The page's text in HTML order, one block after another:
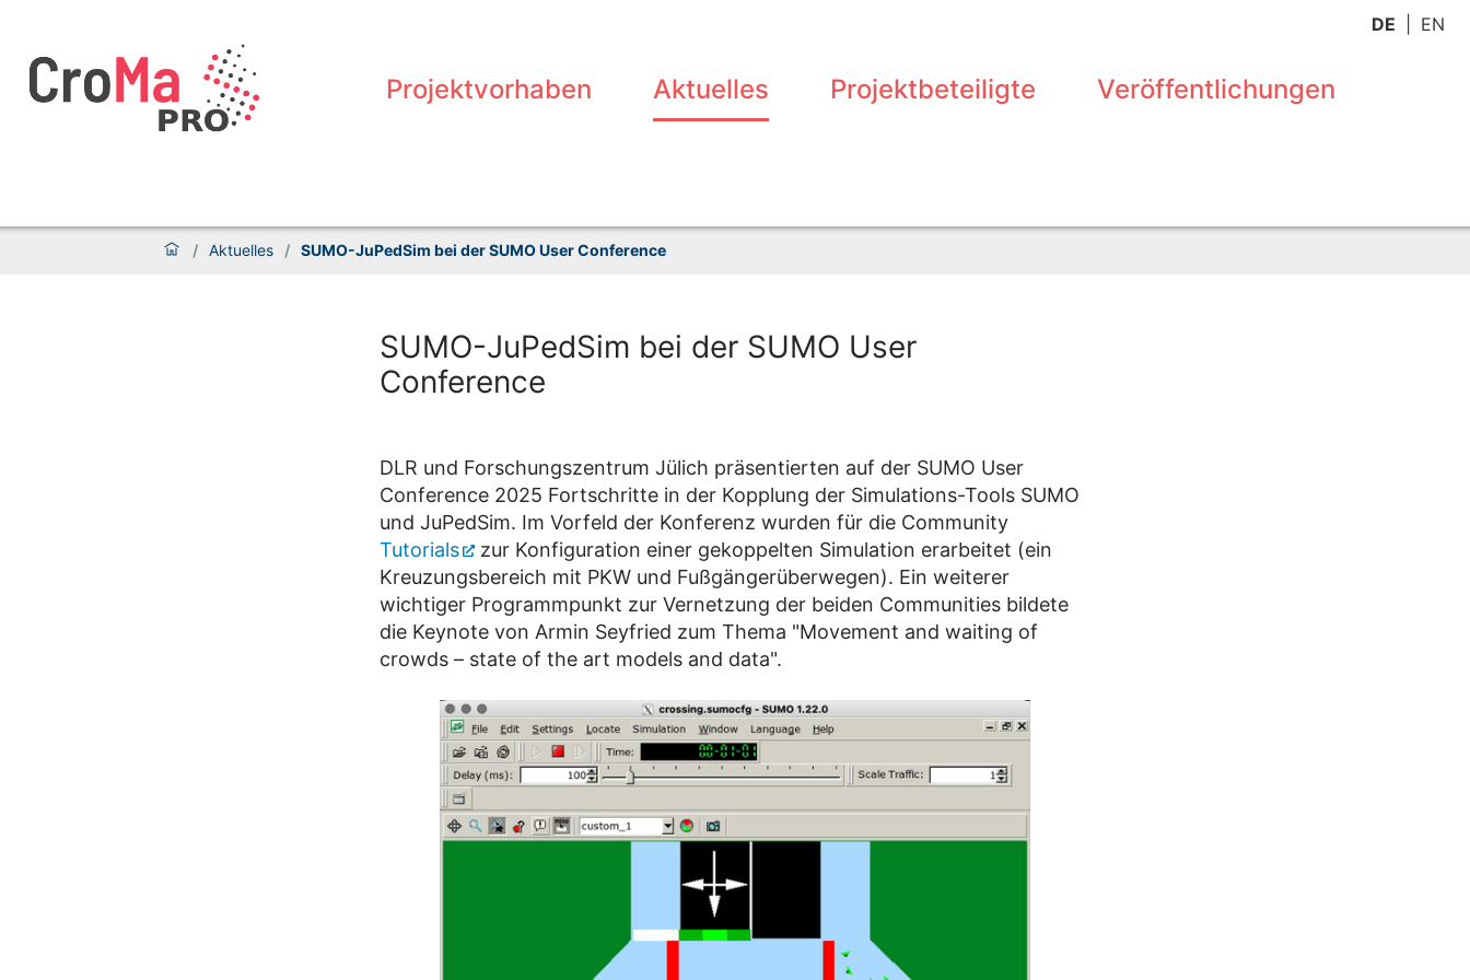
DE EN
Projektvorhaben Aktuelles Projektbeteiligte Veröffentlichungen
/ Aktuelles / SUMO-JuPedSim bei der SUMO User Conference
SUMO-JuPedSim bei der SUMO User
Conference
DLR und Forschungszentrum Jülich präsentierten auf der SUMO User
Conference 2025 Fortschritte in der Kopplung der Simulations-Tools SUMO
und JuPedSim. Im Vorfeld der Konferenz wurden für die Community
Tutorials
zur Konfiguration einer gekoppelten Simulation erarbeitet (ein
Kreuzungsbereich mit PKW und Fußgängerüberwegen). Ein weiterer
wichtiger Programmpunkt zur Vernetzung der beiden Communities bildete
die Keynote von Armin Seyfried zum Thema "Movement and waiting of
crowds – state of the art models and data".